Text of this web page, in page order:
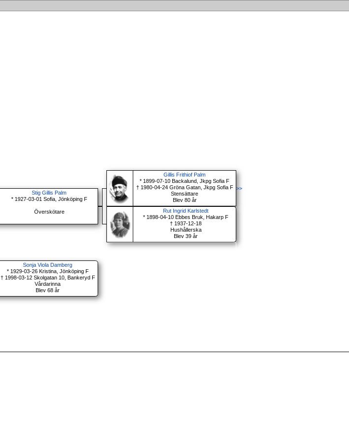
Stig Gillis Palm
* 1927-03-01 Sofia, Jönköping F
Överskötare
Gillis Frithiof Palm
* 1899-07-10 Backalund, Jkpg Sofia F
† 1980-04-24 Gröna Gatan, Jkpg Sofia F
Stensättare
Blev 80 år
>>
Rut Ingrid Karlstedt
* 1898-04-10 Ebbes Bruk, Hakarp F
† 1937-12-18
Hushållerska
Blev 39 år
Sonja Viola Damberg
* 1929-03-26 Kristina, Jönköping F
† 1998-03-12 Skolgatan 10, Bankeryd F
Vårdarinna
Blev 68 år